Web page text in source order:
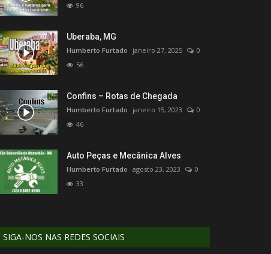
96
Uberaba, MG
Humberto Furtado janeiro 27, 2025
0
56
Confins – Rotas de Chegada
Humberto Furtado janeiro 15, 2023
0
46
Auto Peças e Mecânica Alves
Humberto Furtado agosto 23, 2023
0
33
SIGA-NOS NAS REDES SOCIAIS